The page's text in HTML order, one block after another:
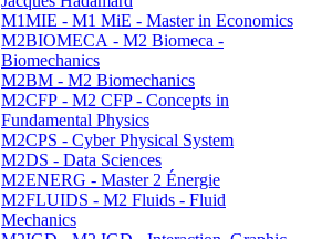
M1MIE - M1 MiE - Master in Economics
M2BIOMECA - M2 Biomeca -
Biomechanics
M2BM - M2 Biomechanics
M2CFP - M2 CFP - Concepts in
Fundamental Physics
M2CPS - Cyber Physical System
M2DS - Data Sciences
M2ENERG - Master 2 Énergie
M2FLUIDS - M2 Fluids - Fluid
Mechanics